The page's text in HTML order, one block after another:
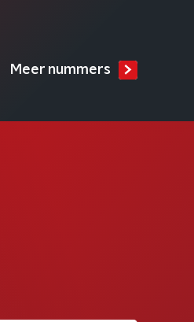
Meer nummers